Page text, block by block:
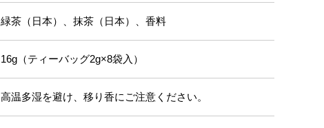
緑茶（日本）、抹茶（日本）、香料
16g（ティーバッグ2g×8袋入）
高温多湿を避け、移り香にご注意ください。